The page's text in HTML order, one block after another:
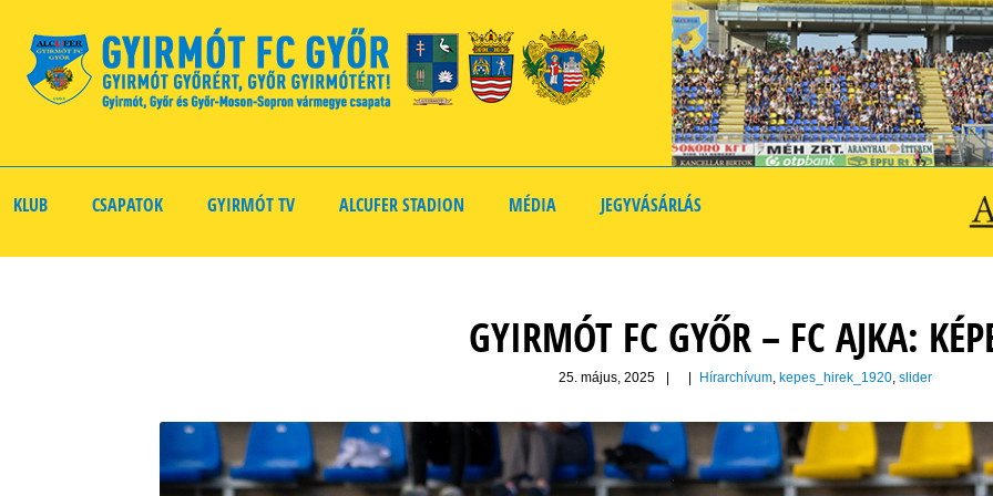
KLUB CSAPATOK GYIRMÓT TV ALCUFER STADION MÉDIA JEGYVÁSÁRLÁS
GYIRMÓT FC GYŐR – FC AJKA:
25. május, 2025 Hírarchívum, kepes_hirek_1920, slider